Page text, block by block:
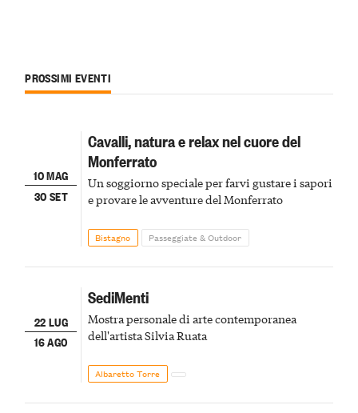
PROSSIMI EVENTI
10 MAG
30 SET
Cavalli, natura e relax nel cuore del
Monferrato
Un soggiorno speciale per farvi gustare i sapori
e provare le avventure del Monferrato
Bistagno Passeggiate & Outdoor
22 LUG
16 AGO
SediMenti
Mostra personale di arte contemporanea
dell'artista Silvia Ruata
Albaretto Torre